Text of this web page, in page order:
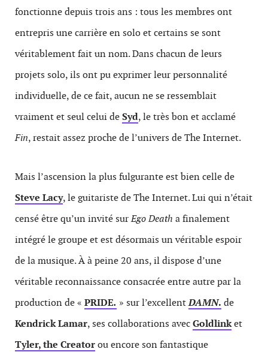
fonctionne depuis trois ans : tous les membres ont
entrepris une carrière en solo et certains se sont
véritablement fait un nom. Dans chacun de leurs
projets solo, ils ont pu exprimer leur personnalité
individuelle, de ce fait, aucun ne se ressemblait
vraiment et seul celui deSyd, le très bon et acclamé
Fin, restait assez proche de l’univers de The Internet.
Mais l’ascension la plus fulgurante est bien celle de
Steve Lacy, le guitariste de The Internet. Lui qui n’était
censé être qu’un invité surEgo Death a finalement
intégré le groupe et est désormais un véritable espoir
de la musique. À à peine 20 ans, il dispose d’une
véritable reconnaissance consacrée entre autre par la
production de « PRIDE. » sur l’excellentDAMN. de
Kendrick Lamar, ses collaborations avecGoldlinket
Tyler, the Creatorou encore son fantastique